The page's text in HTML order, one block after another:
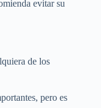
evitar su
de los
pero es